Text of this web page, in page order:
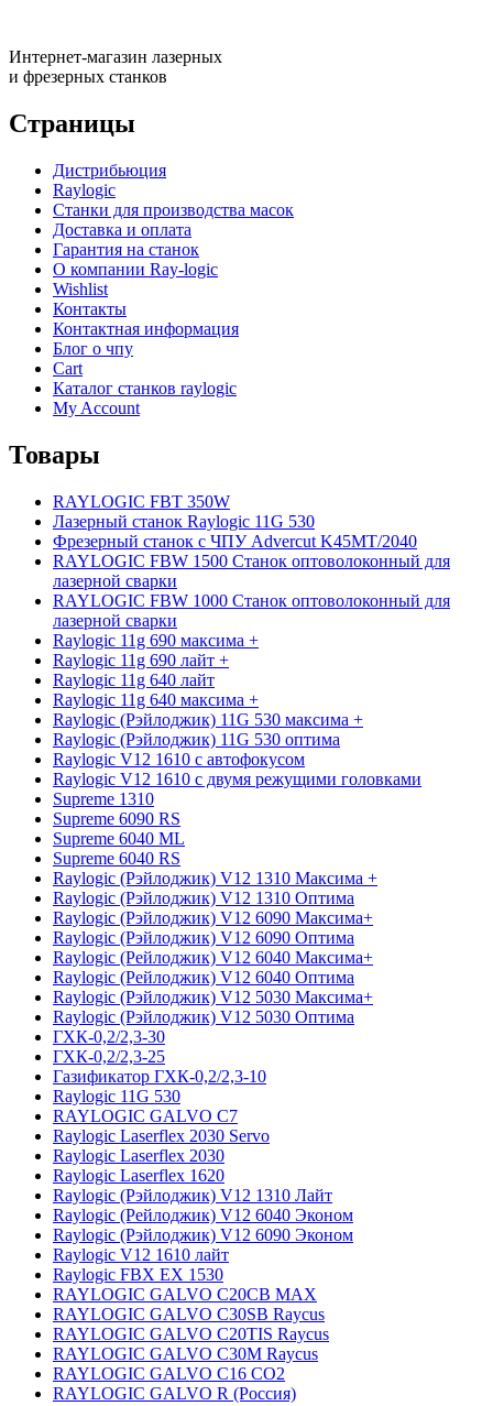
Интернет-магазин лазерных
и фрезерных станков
Страницы
Дистрибьюция
Raylogic
Станки для производства масок
Доставка и оплата
Гарантия на станок
О компании Ray-logic
Wishlist
Контакты
Контактная информация
Блог о чпу
Cart
Каталог станков raylogic
My Account
Товары
RAYLOGIC FBT 350W
Лазерный станок Raylogic 11G 530
Фрезерный станок с ЧПУ Advercut K45MT/2040
RAYLOGIC FBW 1500 Станок оптоволоконный для
лазерной сварки
RAYLOGIC FBW 1000 Станок оптоволоконный для
лазерной сварки
Raylogic 11g 690 максима +
Raylogic 11g 690 лайт +
Raylogic 11g 640 лайт
Raylogic 11g 640 максима +
Raylogic (Рэйлоджик) 11G 530 максима +
Raylogic (Рэйлоджик) 11G 530 оптима
Raylogic V12 1610 с автофокусом
Raylogic V12 1610 с двумя режущими головками
Supreme 1310
Supreme 6090 RS
Supreme 6040 ML
Supreme 6040 RS
Raylogic (Рэйлоджик) V12 1310 Максима +
Raylogic (Рэйлоджик) V12 1310 Оптима
Raylogic (Рэйлоджик) V12 6090 Максима+
Raylogic (Рэйлоджик) V12 6090 Оптима
Raylogic (Рейлоджик) V12 6040 Максима+
Raylogic (Рейлоджик) V12 6040 Оптима
Raylogic (Рэйлоджик) V12 5030 Максима+
Raylogic (Рэйлоджик) V12 5030 Оптима
ГХК-0,2/2,3-30
ГХК-0,2/2,3-25
Газификатор ГХК-0,2/2,3-10
Raylogic 11G 530
RAYLOGIC GALVO С7
Raylogic Laserflex 2030 Servo
Raylogic Laserflex 2030
Raylogic Laserflex 1620
Raylogic (Рэйлоджик) V12 1310 Лайт
Raylogic (Рейлоджик) V12 6040 Эконом
Raylogic (Рэйлоджик) V12 6090 Эконом
Raylogic V12 1610 лайт
Raylogic FBX EX 1530
RAYLOGIC GALVO С20CB MAX
RAYLOGIC GALVO С30SB Raycus
RAYLOGIC GALVO C20TIS Raycus
RAYLOGIC GALVO С30M Raycus
RAYLOGIC GALVO С16 CO2
RAYLOGIC GALVO R (Россия)